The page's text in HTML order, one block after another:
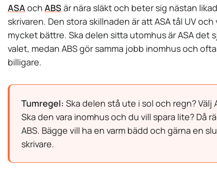
ASAoch ABS är nära släkt och beter sig nästan
skrivaren. Den stora skillnaden är att ASA tål UV och
mycket bättre. Ska delen sitta utomhus är ASA det
valet, medan ABS gör samma jobb inomhus och
billigare.
Tumregel: Ska delen stå ute i sol och regn? Välj
Ska den vara inomhus och du vill spara lite? Då
ABS. Bägge vill ha en varm bädd och gärna en
skrivare.